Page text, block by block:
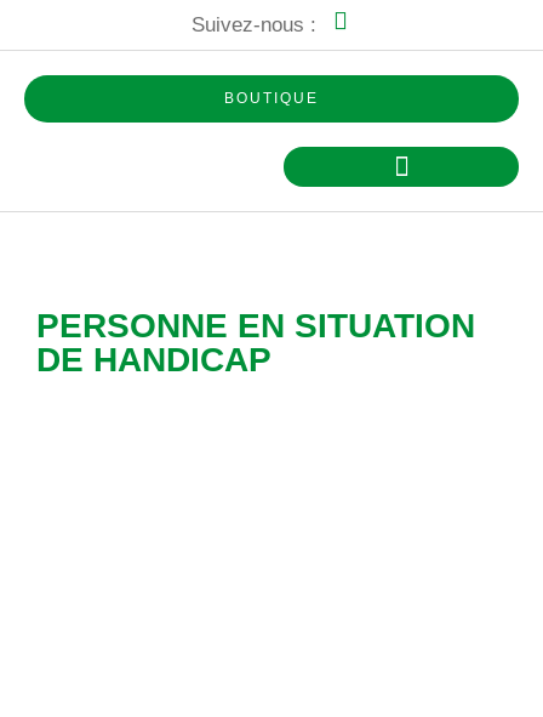
Suivez-nous :
BOUTIQUE
PERSONNE EN SITUATION
DE HANDICAP